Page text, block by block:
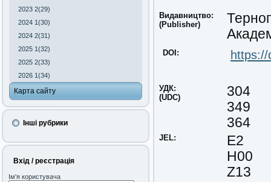
2023 2(29)
2024 1(30)
2024 2(31)
2025 1(32)
2025 2(33)
2026 1(34)
Карта сайту
Інші рубрики
Вхід / реєстрація
Ім'я користувача
Видавництво:
(Publisher)
DOI:
УДК:
(UDC)
304
349
364
JEL:
Е2
H00
Z13